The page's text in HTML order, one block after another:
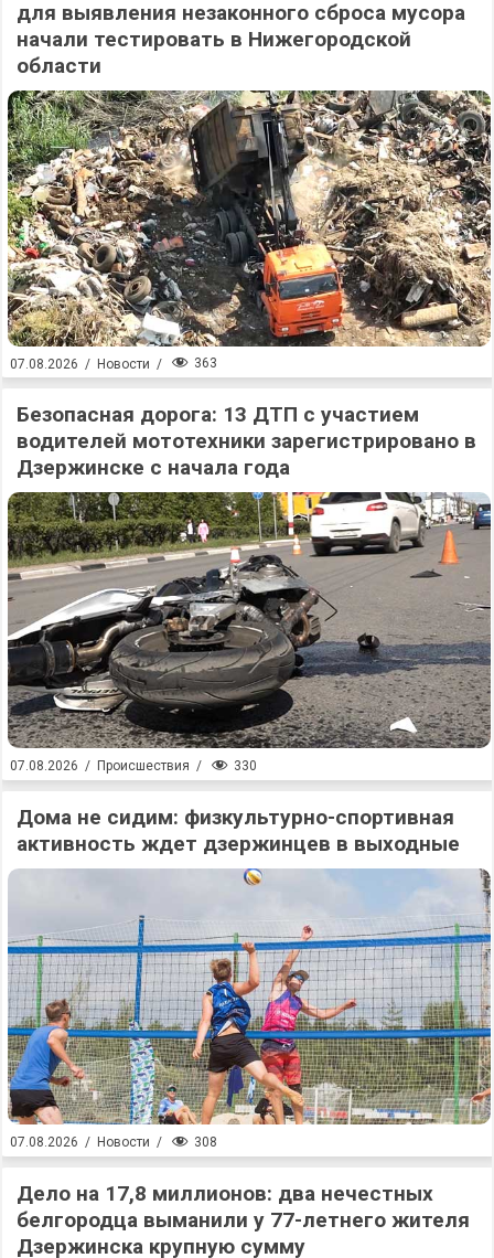
для выявления незаконного сброса мусора
начали тестировать в Нижегородской
области
07.08.2026 / Новости / 363
Безопасная дорога: 13 ДТП с участием
водителей мототехники зарегистрировано в
Дзержинске с начала года
07.08.2026 / Происшествия / 330
Дома не сидим: физкультурно-спортивная
активность ждет дзержинцев в выходные
07.08.2026 / Новости / 308
Дело на 17,8 миллионов: два нечестных
белгородца выманили у 77-летнего жителя
Дзержинска крупную сумму